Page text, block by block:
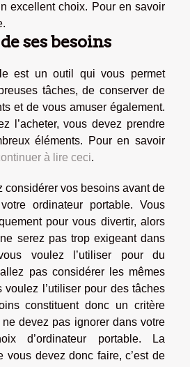
excellent choix. Pour en savoir
ses besoins
est un outil qui vous permet
tâches, de conserver de
et de vous amuser également.
l’acheter, vous devez prendre
éléments. Pour en savoir
à lire ceci.
considérer vos besoins avant de
ordinateur portable. Vous
pour vous divertir, alors
serez pas trop exigeant dans
voulez l’utiliser pour du
pas considérer les mêmes
l’utiliser pour des tâches
constituent donc un critère
devez pas ignorer dans votre
d’ordinateur portable. La
vous devez donc faire, c’est de